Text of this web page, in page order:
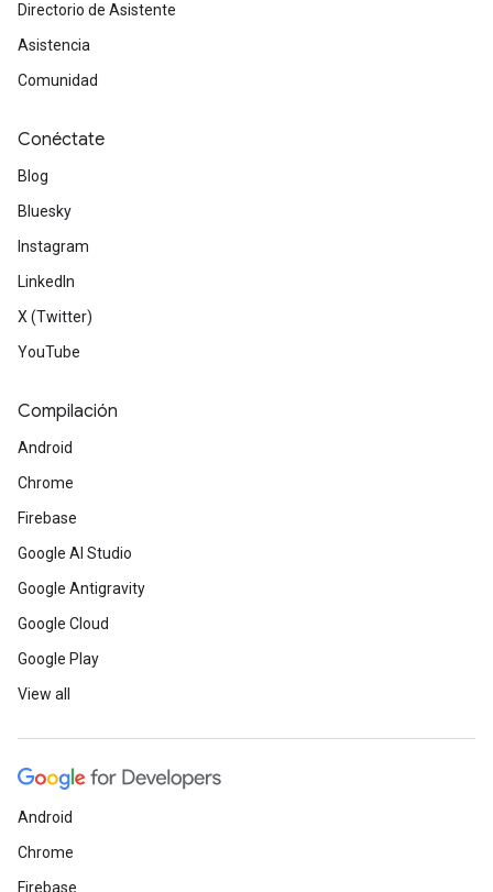
Directorio de Asistente
Asistencia
Comunidad
Conéctate
Blog
Bluesky
Instagram
LinkedIn
X (Twitter)
YouTube
Compilación
Android
Chrome
Firebase
Google AI Studio
Google Antigravity
Google Cloud
Google Play
View all
Android
Chrome
Firebase